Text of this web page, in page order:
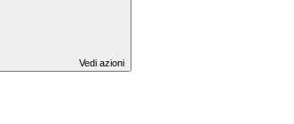
Vedi azioni